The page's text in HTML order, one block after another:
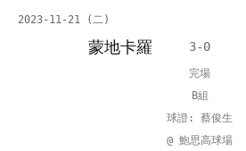
2023-11-21 (二)
蒙地卡羅 3-0
完場
B組
球證: 蔡俊生
@ 鮑思高球場